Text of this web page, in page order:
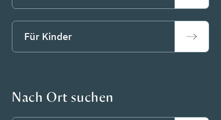
Für Kinder
Nach Ort suchen